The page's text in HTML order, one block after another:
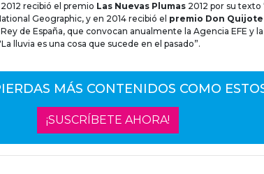
recibió el premio Las Nuevas Plumas 2012 por su texto
Geographic, y en 2014 recibió el premio Don
de España, que convocan anualmente la Agencia EFE y
lluvia es una cosa que sucede en el pasado”.
MÁS CONTENIDOS COMO
¡SUSCRÍBETE AHORA!